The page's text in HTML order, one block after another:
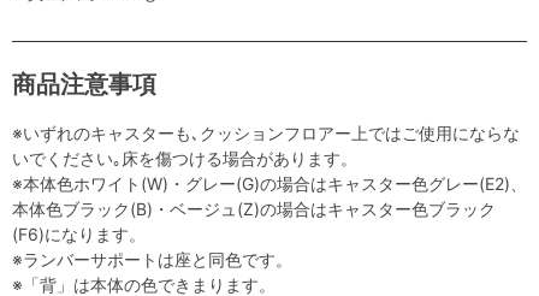
商品注意事項
※いずれのキャスターも､クッションフロアー上ではご使用にならな
いでください｡床を傷つける場合があります。
※本体色ホワイト(W)・グレー(G)の場合はキャスター色グレー(E2)、
本体色ブラック(B)・ベージュ(Z)の場合はキャスター色ブラック
(F6)になります。
※ランバーサポートは座と同色です。
※「背」は本体の色できまります。